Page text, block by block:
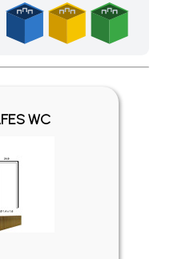
en France
WC